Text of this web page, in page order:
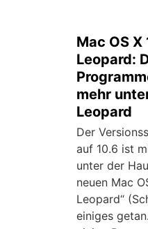
Mac OS X
Leopard:
mehr
Leopard
Der
auf 10.6 ist
unter der
neuen Mac
Leopard“
einiges